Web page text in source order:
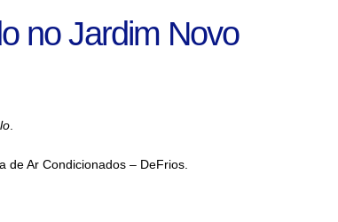
no Jardim Novo
Ar Condicionados – DeFrios.